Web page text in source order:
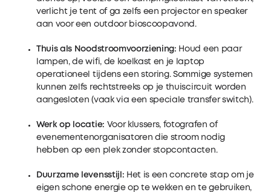
verlicht je tent of ga zelfs een projector en speaker
aan voor een outdoor bioscoopavond.
Thuis als Noodstroomvoorziening: Houd een paar
lampen, de wifi, de koelkast en je laptop
operationeel tijdens een storing. Sommige systemen
kunnen zelfs rechtstreeks op je thuiscircuit worden
aangesloten (vaak via een speciale transfer switch).
Werk op locatie: Voor klussers, fotografen of
evenementenorganisatoren die stroom nodig
hebben op een plek zonder stopcontacten.
Duurzame levensstijl: Het is een concrete stap om je
eigen schone energie op te wekken en te gebruiken,